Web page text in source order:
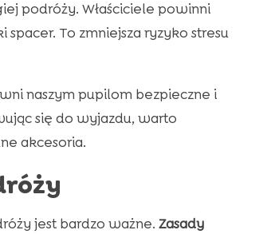
podróży. Właściciele powinni
To zmniejsza ryzyko stresu
naszym pupilom bezpieczne i
się do wyjazdu, warto
akcesoria.
jest bardzo ważne. Zasady